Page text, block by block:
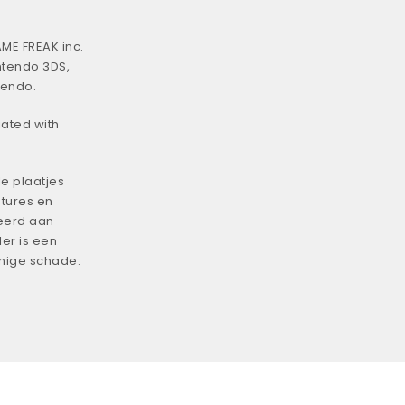
FREAK inc.
3DS,
with
plaatjes
en
aan
is een
schade.